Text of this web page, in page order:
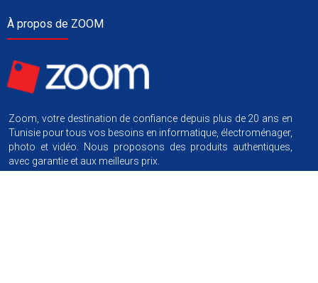
À propos de ZOOM
Zoom, votre destination de confiance depuis plus de 20 ans en
Tunisie pour tous vos besoins en informatique, électroménager,
photo et vidéo. Nous proposons des produits authentiques,
avec garantie et aux meilleurs prix.